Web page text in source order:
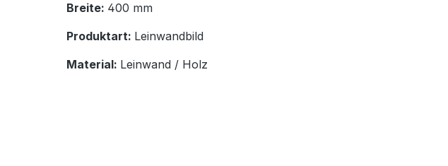
Breite: 400 mm
Produktart: Leinwandbild
Material: Leinwand / Holz